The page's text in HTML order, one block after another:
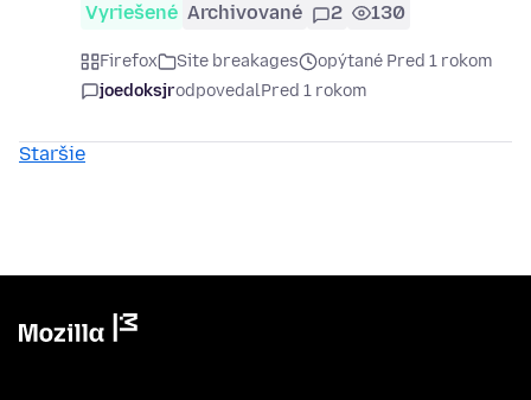
Vyriešené Archivované 2 130
Firefox Site breakages
opýtané Pred 1 rokom
joedoksjrodpovedalPred 1 rokom
Staršie